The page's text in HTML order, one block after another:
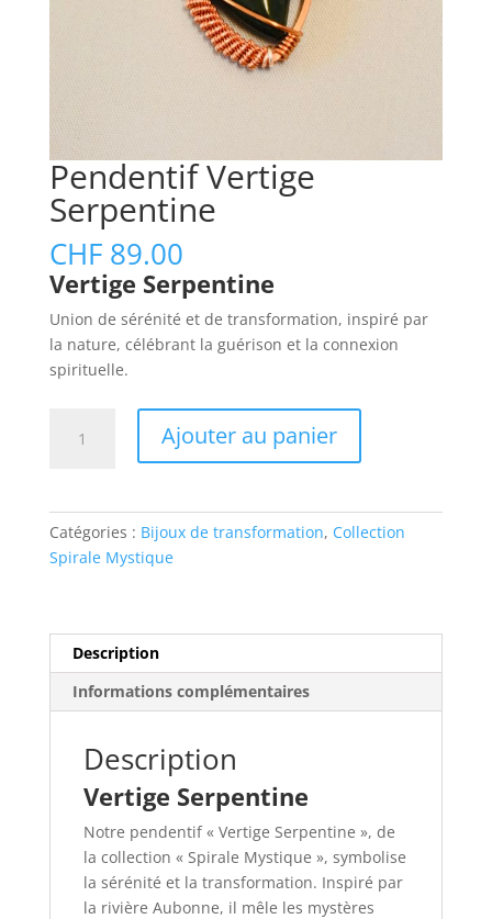
Pendentif Vertige
Serpentine
CHF89.00
Vertige Serpentine
Union de sérénité et de transformation, inspiré par
la nature, célébrant la guérison et la connexion
spirituelle.
Ajouter au panier
Catégories : Bijoux de transformation, Collection
Spirale Mystique
Description
Informations complémentaires
Description
Vertige Serpentine
Notre pendentif « Vertige Serpentine », de
la collection « Spirale Mystique », symbolise
la sérénité et la transformation. Inspiré par
la rivière Aubonne, il mêle les mystères